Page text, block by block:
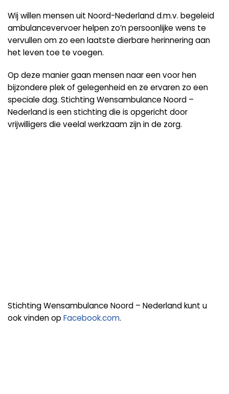
Wij willen mensen uit Noord-Nederland d.m.v. begeleid
ambulancevervoer helpen zo’n persoonlijke wens te
vervullen om zo een laatste dierbare herinnering aan
het leven toe te voegen.
Op deze manier gaan mensen naar een voor hen
bijzondere plek of gelegenheid en ze ervaren zo een
speciale dag. Stichting Wensambulance Noord –
Nederland is een stichting die is opgericht door
vrijwilligers die veelal werkzaam zijn in de zorg.
Stichting Wensambulance Noord – Nederland kunt u
ook vinden op Facebook.com.